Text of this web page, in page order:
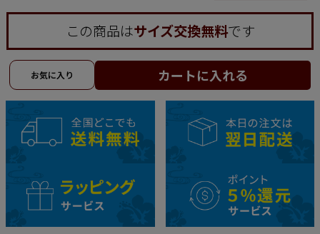
この商品はサイズ交換無料です
カートに入れる